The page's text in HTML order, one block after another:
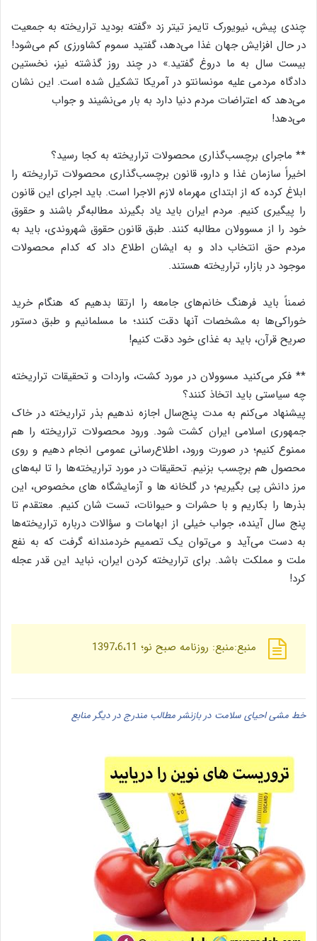
چندی پیش، نیویورک تایمز تیتر زد «گفته بودید تراریخته به جمعیت
در حال افزایش جهان غذا می‌دهد، گفتید سموم کشاورزی کم می‌شود!
بیست سال به ما دروغ گفتید.» در چند روز گذشته نیز، نخستین
دادگاه مردمی علیه مونسانتو در آمریکا تشکیل شده است. این نشان
می‌دهد که اعتراضات مردم دنیا دارد به بار می‌نشیند و جواب
می‌دهد!
** ماجرای برچسب‌گذاری محصولات تراریخته به کجا رسید؟
اخیراً سازمان غذا و دارو، قانون برچسب‌گذاری محصولات تراریخته را
ابلاغ کرده که از ابتدای مهرماه لازم ‌الاجرا است. باید اجرای این قانون
را پیگیری کنیم. مردم ایران باید یاد بگیرند مطالبه‌گر باشند و حقوق
خود را از مسوولان مطالبه کنند. طبق قانون حقوق شهروندی، باید به
مردم حق انتخاب داد و به ایشان اطلاع داد که کدام محصولات
موجود در بازار، تراریخته هستند.
ضمناً باید فرهنگ خانم‌های جامعه را ارتقا بدهیم که هنگام خرید
خوراکی‌ها به مشخصات آ‌نها دقت کنند؛ ما مسلمانیم و طبق دستور
صریح قرآن، باید به غذای خود دقت کنیم!
** فکر می‌کنید مسوولان در مورد کشت، واردات و تحقیقات تراریخته
چه سیاستی باید اتخاذ کنند؟
پیشنهاد می‌کنم به مدت پنج‌سال اجازه ندهیم بذر تراریخته در خاک
جمهوری اسلامی ایران کشت شود. ورود محصولات تراریخته را هم
ممنوع کنیم؛ در صورت ورود، اطلاع‌رسانی عمومی انجام دهیم و روی
محصول هم برچسب بزنیم. تحقیقات در مورد تراریخته‌ها را تا لبه‌های
مرز دانش پی بگیریم؛ در گلخانه‌ ها و آزمایشگاه‌ های مخصوص، این
بذرها را بکاریم و با حشرات و حیوانات، تست ‌شان کنیم. معتقدم تا
پنج‌ سال آینده، جواب خیلی از ابهامات و سؤالات درباره تراریخته‌ها
به دست می‌آید و می‌توان یک تصمیم خردمندانه گرفت که به نفع
ملت و مملکت باشد. برای تراریخته کردن ایران، نباید این ‌قدر عجله
کرد!
منبع:منبع: روزنامه صبح نو؛ 1397،6،11
خط مشی احیای سلامت در بازنشر مطالب مندرج در دیگر منابع